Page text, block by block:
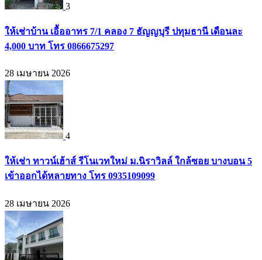
3
ให้เช่าบ้าน เอื้ออาทร 7/1 คลอง 7 ธัญญบุรี ปทุมธานี เดือนละ
4,000 บาท โทร 0866675297
28 เมษายน 2026
4
ให้เช่า ทาวน์เฮ้าส์ รีโนเวทใหม่ ม.นิราวิลล์ ใกล้ซอย บางบอน 5
เข้าออกได้หลายทาง โทร 0935109099
28 เมษายน 2026